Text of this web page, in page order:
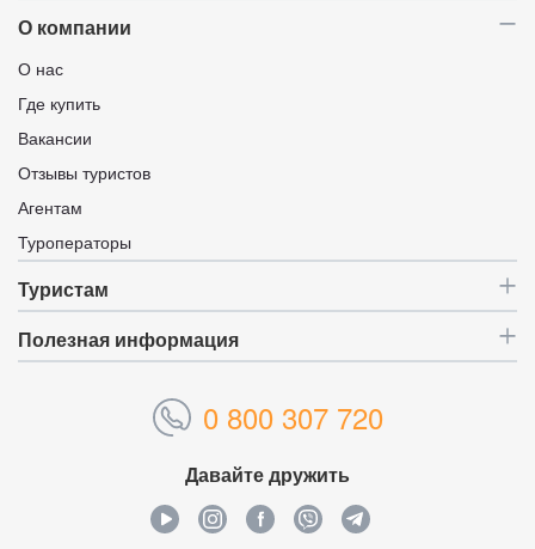
О компании
О нас
Где купить
Вакансии
Отзывы туристов
Агентам
Туроператоры
Туристам
Полезная информация
0 800 307 720
Давайте дружить